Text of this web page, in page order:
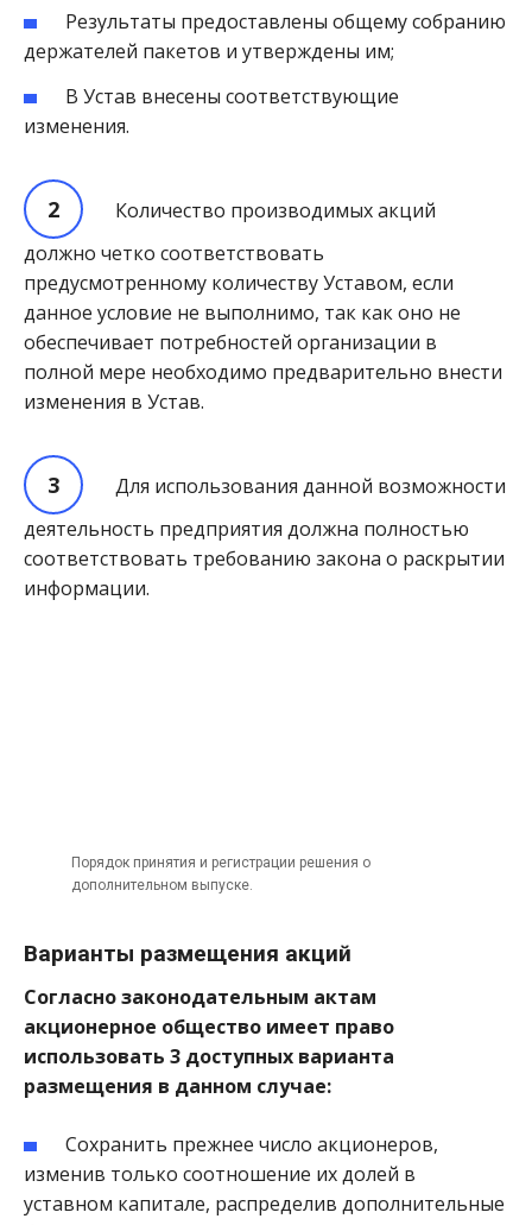
Результаты предоставлены общему собранию
держателей пакетов и утверждены им;
В Устав внесены соответствующие
изменения.
Количество производимых акций
должно четко соответствовать
предусмотренному количеству Уставом, если
данное условие не выполнимо, так как оно не
обеспечивает потребностей организации в
полной мере необходимо предварительно внести
изменения в Устав.
Для использования данной возможности
деятельность предприятия должна полностью
соответствовать требованию закона о раскрытии
информации.
Порядок принятия и регистрации решения о
дополнительном выпуске.
Варианты размещения акций
Согласно законодательным актам
акционерное общество имеет право
использовать 3 доступных варианта
размещения в данном случае:
Сохранить прежнее число акционеров,
изменив только соотношение их долей в
уставном капитале, распределив дополнительные